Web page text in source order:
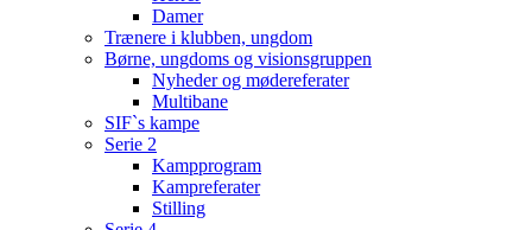
Damer
Trænere i klubben, ungdom
Børne, ungdoms og visionsgruppen
Nyheder og mødereferater
Multibane
SIF`s kampe
Serie 2
Kampprogram
Kampreferater
Stilling